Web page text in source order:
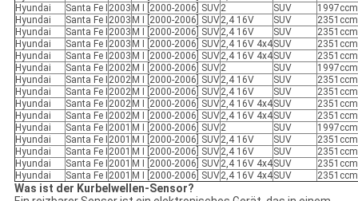
Hyundai
Santa Fe I 2003 M I [2000-2006] SUV2 SUV
Hyundai
Santa Fe I 2003 M I [2000-2006] SUV2,4 16V SUV
Hyundai
Santa Fe I 2003 M I [2000-2006] SUV2,4 16V SUV
Hyundai
Santa Fe I 2003 M I [2000-2006] SUV2,4 16V 4x4SUV
Hyundai
Santa Fe I 2003 M I [2000-2006] SUV2,4 16V 4x4SUV
Hyundai
Santa Fe I 2002 M I [2000-2006] SUV2 SUV
Hyundai
Santa Fe I 2002 M I [2000-2006] SUV2,4 16V SUV
Hyundai
Santa Fe I 2002 M I [2000-2006] SUV2,4 16V SUV
Hyundai
Santa Fe I 2002 M I [2000-2006] SUV2,4 16V 4x4SUV
Hyundai
Santa Fe I 2002 M I [2000-2006] SUV2,4 16V 4x4SUV
Hyundai
Santa Fe I 2001 M I [2000-2006] SUV2 SUV
Hyundai
Santa Fe I 2001 M I [2000-2006] SUV2,4 16V SUV
Hyundai
Santa Fe I 2001 M I [2000-2006] SUV2,4 16V SUV
Hyundai
Santa Fe I 2001 M I [2000-2006] SUV2,4 16V 4x4SUV
Hyundai
Santa Fe I 2001 M I [2000-2006] SUV2,4 16V 4x4SUV
Was ist der Kurbelwellen-Sensor?